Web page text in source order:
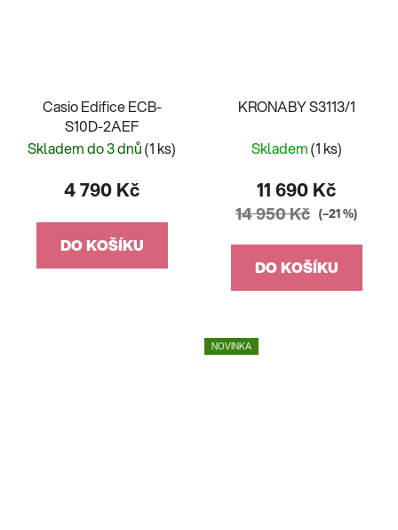
Casio Edifice ECB-
S10D-2AEF
Skladem do 3 dnů(1 ks)
4 790 Kč
DO KOŠÍKU
KRONABY S3113/1
Skladem(1 ks)
11 690 Kč
14 950 Kč (–21 %)
DO KOŠÍKU
NOVINKA